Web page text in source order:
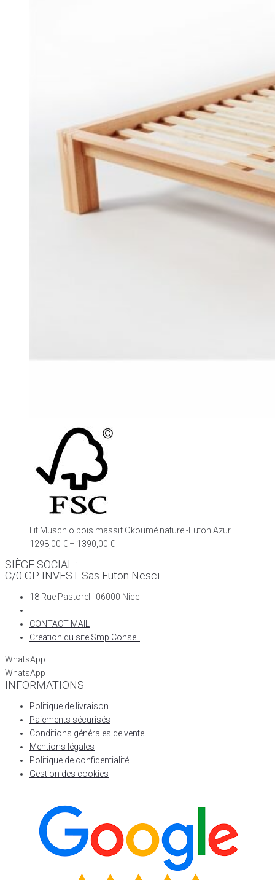
Lit Muschio bois massif Okoumé naturel-Futon Azur
1298,00 € – 1390,00 €
SIÈGE SOCIAL :
C/0 GP INVEST Sas Futon Nesci
18 Rue Pastorelli 06000 Nice
CONTACT MAIL
Création du site Smp Conseil
WhatsApp
WhatsApp
INFORMATIONS
Politique de livraison
Paiements sécurisés
Conditions générales de vente
Mentions légales
Politique de confidentialité
Gestion des cookies